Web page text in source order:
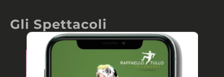
Gli Spettacoli